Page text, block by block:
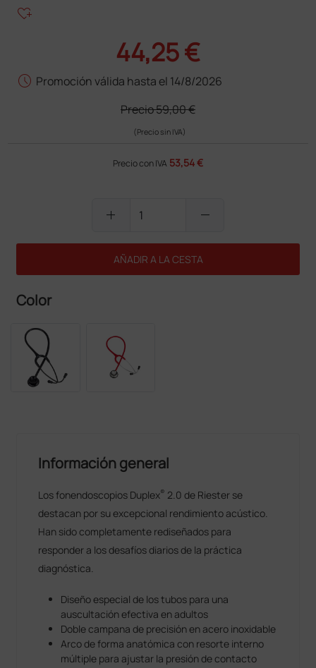
heart_plus
44,25 €
schedule Promoción válida hasta el 14/8/2026
Precio59,00 €
(Precio sin IVA)
Precio con IVA 53,54 €
add remove
AÑADIR A LA CESTA
Color
Información general
Los fonendoscopios Duplex® 2.0 de Riester se
destacan por su excepcional rendimiento acústico.
Han sido completamente rediseñados para
responder a los desafíos diarios de la práctica
diagnóstica.
Diseño especial de los tubos para una
auscultación efectiva en adultos
Doble campana de precisión en acero inoxidable
Arco de forma anatómica con resorte interno
múltiple para ajustar la presión de contacto